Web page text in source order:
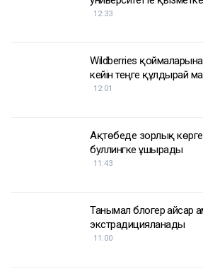
12:33
Wildberries
кейін теңге құлдырай ма
12:01
Ақтөбеде зорлық
буллингке ұшырады
11:43
Танымал блогер Қайсар
экстрадицияланады
11:00